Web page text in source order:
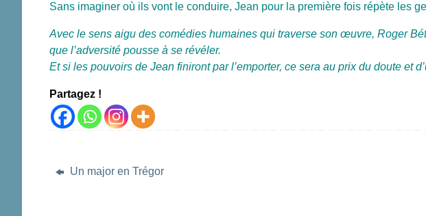
Sans imaginer où ils vont le conduire, Jean pour la première fois répète les
Avec le sens aigu des comédies humaines qui traverse son œuvre, Roger
que l’adversité pousse à se révéler.
Et si les pouvoirs de Jean finiront par l’emporter, ce sera au prix du doute et
Partagez !
Un major en Trégor